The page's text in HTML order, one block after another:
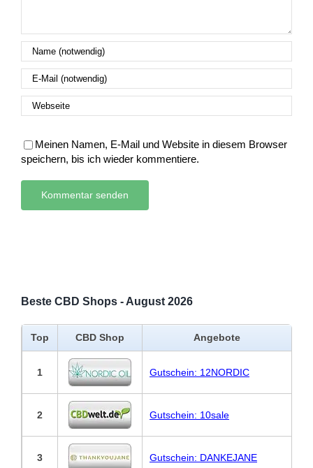
Meinen Namen, E-Mail und Website in diesem Browser
speichern, bis ich wieder kommentiere.
Beste CBD Shops - August 2026
Top CBD Shop Angebote
1 Gutschein: 12NORDIC
2 Gutschein: 10sale
3 Gutschein: DANKEJANE